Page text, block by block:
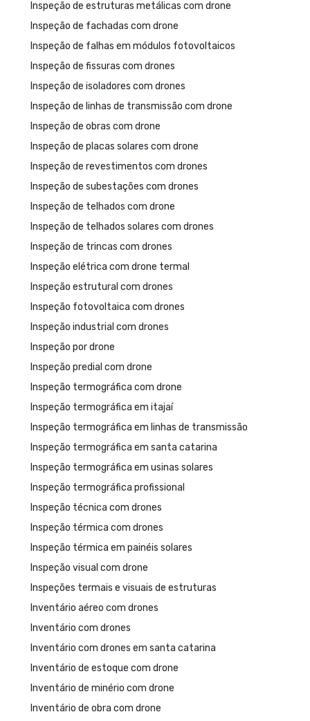
Inspeção de estruturas metálicas com drone
Inspeção de fachadas com drone
Inspeção de falhas em módulos fotovoltaicos
Inspeção de fissuras com drones
Inspeção de isoladores com drones
Inspeção de linhas de transmissão com drone
Inspeção de obras com drone
Inspeção de placas solares com drone
Inspeção de revestimentos com drones
Inspeção de subestações com drones
Inspeção de telhados com drone
Inspeção de telhados solares com drones
Inspeção de trincas com drones
Inspeção elétrica com drone termal
Inspeção estrutural com drones
Inspeção fotovoltaica com drones
Inspeção industrial com drones
Inspeção por drone
Inspeção predial com drone
Inspeção termográfica com drone
Inspeção termográfica em itajaí
Inspeção termográfica em linhas de transmissão
Inspeção termográfica em santa catarina
Inspeção termográfica em usinas solares
Inspeção termográfica profissional
Inspeção técnica com drones
Inspeção térmica com drones
Inspeção térmica em painéis solares
Inspeção visual com drone
Inspeções termais e visuais de estruturas
Inventário aéreo com drones
Inventário com drones
Inventário com drones em santa catarina
Inventário de estoque com drone
Inventário de minério com drone
Inventário de obra com drone